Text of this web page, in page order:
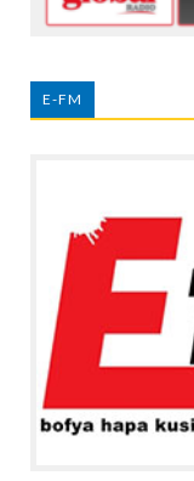
E-FM